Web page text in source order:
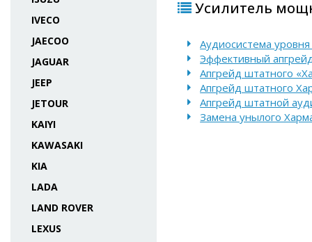
IVECO
JAECOO
JAGUAR
JEEP
JETOUR
KAIYI
KAWASAKI
KIA
LADA
LAND ROVER
LEXUS
Усилитель
Аудиосистема
Эффективный
Апгрейд штатного
Апгрейд штатного
Апгрейд штатной
Замена унылого